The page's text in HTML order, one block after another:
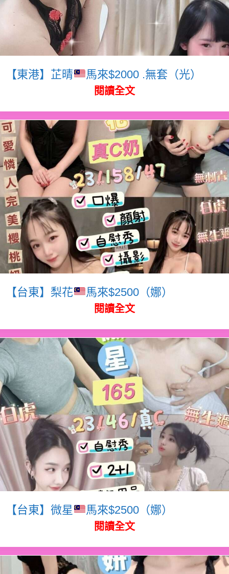
【東港】芷晴 馬來$2000 .無套（光）
閱讀全文
【台東】梨花 馬來$2500（娜）
閱讀全文
【台東】微星 馬來$2500（娜）
閱讀全文